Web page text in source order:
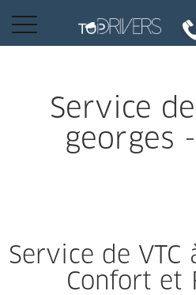
INSCRIPTION CLIENT
Conduire
Basculer
Service
georges
Service de VTC
Confort et